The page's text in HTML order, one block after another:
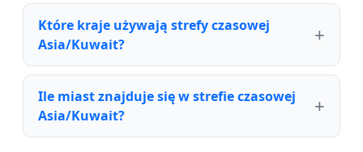
Które kraje używają strefy czasowej
Asia/Kuwait?
Ile miast znajduje się w strefie czasowej
Asia/Kuwait?